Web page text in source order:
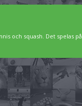
och squash. Det spelas på